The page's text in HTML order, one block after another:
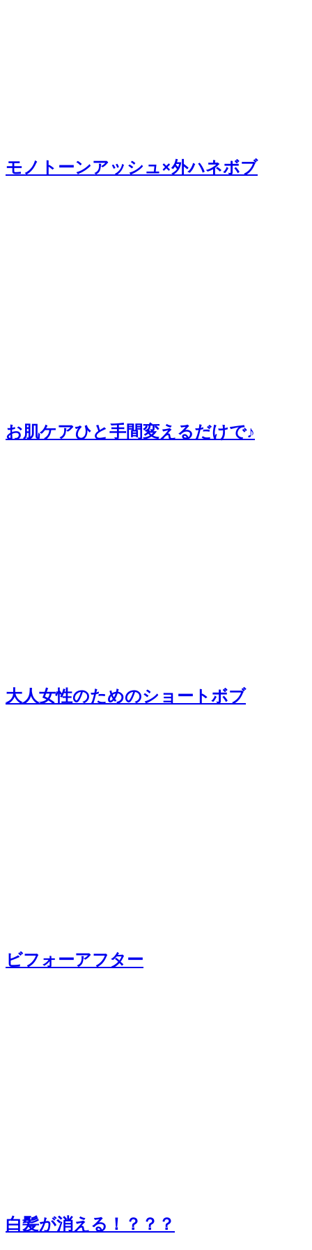
モノトーンアッシュ×外ハネボブ
お肌ケアひと手間変えるだけで♪
大人女性のためのショートボブ
ビフォーアフター
白髪が消える！？？？